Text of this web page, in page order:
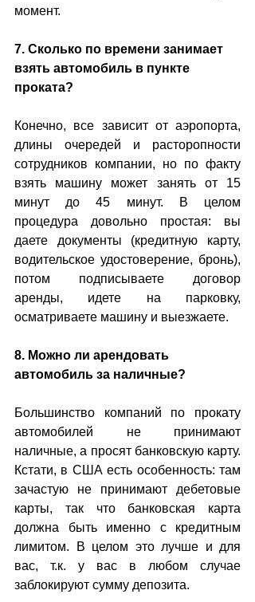
момент.
7. Сколько по времени занимает
взять автомобиль в пункте
проката?
Конечно, все зависит от аэропорта,
длины очередей и расторопности
сотрудников компании, но по факту
взять машину может занять от 15
минут до 45 минут. В целом
процедура довольно простая: вы
даете документы (кредитную карту,
водительское удостоверение, бронь),
потом подписываете договор
аренды, идете на парковку,
осматриваете машину и выезжаете.
8. Можно ли арендовать
автомобиль за наличные?
Большинство компаний по прокату
автомобилей не принимают
наличные, а просят банковскую карту.
Кстати, в США есть особенность: там
зачастую не принимают дебетовые
карты, так что банковская карта
должна быть именно с кредитным
лимитом. В целом это лучше и для
вас, т.к. у вас в любом случае
заблокируют сумму депозита.